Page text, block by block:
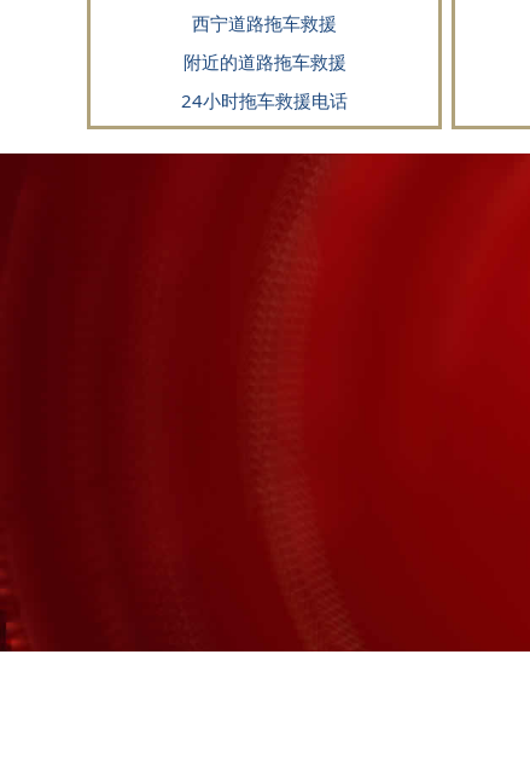
西宁道路拖车救援
附近的道路拖车救援
24小时拖车救援电话